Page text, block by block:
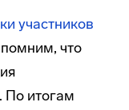
участников
что
По итогам